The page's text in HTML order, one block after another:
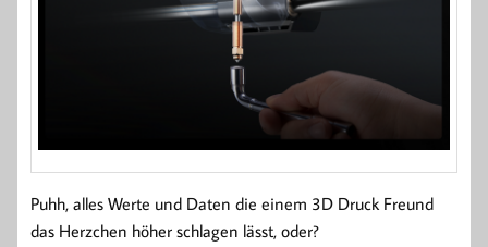
Puhh, alles Werte und Daten die einem 3D Druck Freund
das Herzchen höher schlagen lässt, oder?